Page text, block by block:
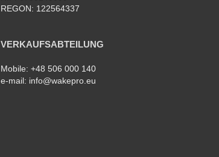
REGON: 122564337
VERKAUFSABTEILUNG
Mobile: +48 506 000 140
e-mail: info@wakepro.eu